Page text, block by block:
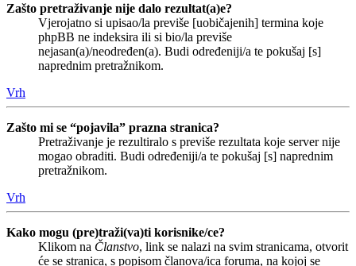
Zašto pretraživanje nije dalo rezultat(a)e?
Vjerojatno si upisao/la previše [uobičajenih] termina koje
phpBB ne indeksira ili si bio/la previše
nejasan(a)/neodređen(a). Budi određeniji/a te pokušaj [s]
naprednim pretražnikom.
Vrh
Zašto mi se “pojavila” prazna stranica?
Pretraživanje je rezultiralo s previše rezultata koje server nije
mogao obraditi. Budi određeniji/a te pokušaj [s] naprednim
pretražnikom.
Vrh
Kako mogu (pre)traži(va)ti korisnike/ce?
Klikom na Članstvo, link se nalazi na svim stranicama, otvorit
će se stranica, s popisom članova/ica foruma, na kojoj se